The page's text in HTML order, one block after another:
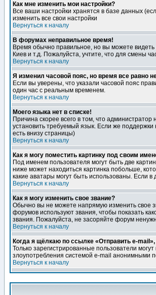
Как мне изменить мои настройки?
Все ваши настройки хранятся в базе данных
изменить все свои настройки
Вернуться к началу
В форумах неправильное время!
Время обычно правильное, но вы можете видеть
Киев и т.д. Пожалуйста, учтите, что для смены
Вернуться к началу
Я изменил часовой пояс, но время все равно
Если вы уверены, что указали часовой пояс
один час с реальным временем.
Вернуться к началу
Моего языка нет в списке!
Причина скорее всего в том, что
установить требуемый язык. Если же
есть внизу страницы)
Вернуться к началу
Как я могу поместить картинку под своим
Под именем пользователя могут быть две
ниже может находиться картинка побольше,
какие аватары могут быть использованы. Если
Вернуться к началу
Как я могу изменить свое звание?
Обычно вы не можете напрямую изменить свое
форумов используют звания, чтобы показать
звания. Пожалуйста, не засоряйте форум
Вернуться к началу
Когда я щёлкаю по ссылке «Отправить e-
Только зарегистрированные пользователи
злоупотребления системой e-mail анонимными
Вернуться к началу